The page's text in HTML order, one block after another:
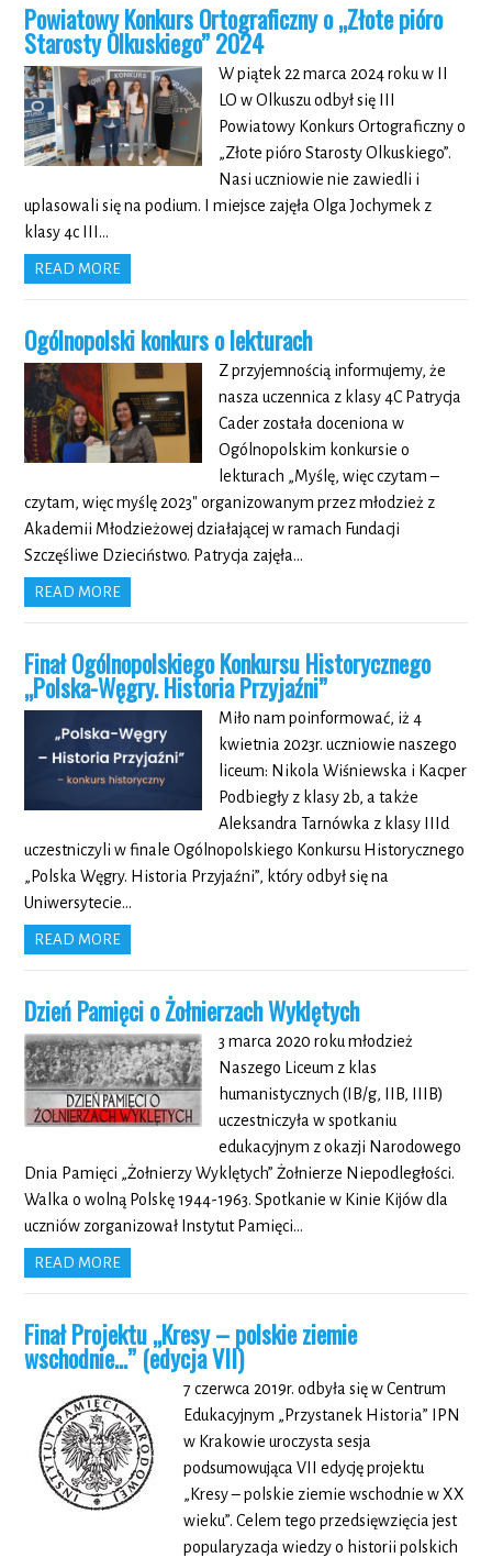
Powiatowy Konkurs Ortograficzny o „Złote pióro
Starosty Olkuskiego” 2024
W piątek 22 marca 2024 roku w II
LO w Olkuszu odbył się III
Powiatowy Konkurs Ortograficzny o
„Złote pióro Starosty Olkuskiego”.
Nasi uczniowie nie zawiedli i
uplasowali się na podium. I miejsce zajęła Olga Jochymek z
klasy 4c III…
READ MORE
Ogólnopolski konkurs o lekturach
Z przyjemnością informujemy, że
nasza uczennica z klasy 4C Patrycja
Cader została doceniona w
Ogólnopolskim konkursie o
lekturach „Myślę, więc czytam –
czytam, więc myślę 2023″ organizowanym przez młodzież z
Akademii Młodzieżowej działającej w ramach Fundacji
Szczęśliwe Dzieciństwo. Patrycja zajęła…
READ MORE
Finał Ogólnopolskiego Konkursu Historycznego
„Polska-Węgry. Historia Przyjaźni”
Miło nam poinformować, iż 4
kwietnia 2023r. uczniowie naszego
liceum: Nikola Wiśniewska i Kacper
Podbiegły z klasy 2b, a także
Aleksandra Tarnówka z klasy IIId
uczestniczyli w finale Ogólnopolskiego Konkursu Historycznego
„Polska Węgry. Historia Przyjaźni”, który odbył się na
Uniwersytecie…
READ MORE
Dzień Pamięci o Żołnierzach Wyklętych
3 marca 2020 roku młodzież
Naszego Liceum z klas
humanistycznych (IB/g, IIB, IIIB)
uczestniczyła w spotkaniu
edukacyjnym z okazji Narodowego
Dnia Pamięci „Żołnierzy Wyklętych” Żołnierze Niepodległości.
Walka o wolną Polskę 1944-1963. Spotkanie w Kinie Kijów dla
uczniów zorganizował Instytut Pamięci…
READ MORE
Finał Projektu „Kresy – polskie ziemie
wschodnie…” (edycja VII)
7 czerwca 2019r. odbyła się w Centrum
Edukacyjnym „Przystanek Historia” IPN
w Krakowie uroczysta sesja
podsumowująca VII edycję projektu
„Kresy – polskie ziemie wschodnie w XX
wieku”. Celem tego przedsięwzięcia jest
popularyzacja wiedzy o historii polskich